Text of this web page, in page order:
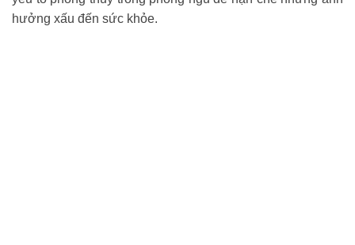
hưởng xấu đến sức khỏe.